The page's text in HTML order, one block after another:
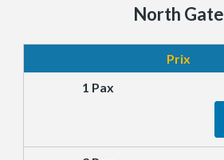
North Gate
Prix